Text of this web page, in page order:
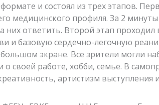
и состоял из трех этапов.
медицинского профиля. За 2
них ответить. Второй этап
и базовую сердечно-легочную
экране. Все зрители могли
о своей работе, хобби, семье. В
артистизм